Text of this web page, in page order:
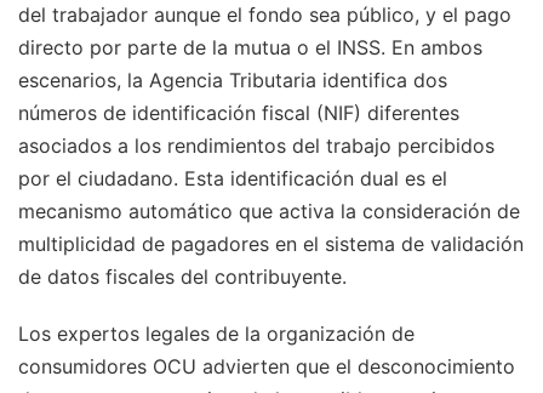
del trabajador aunque el fondo sea público, y el pago
directo por parte de la mutua o el INSS. En ambos
escenarios, la Agencia Tributaria identifica dos
números de identificación fiscal (NIF) diferentes
asociados a los rendimientos del trabajo percibidos
por el ciudadano. Esta identificación dual es el
mecanismo automático que activa la consideración de
multiplicidad de pagadores en el sistema de validación
de datos fiscales del contribuyente.
Los expertos legales de la organización de
consumidores OCU advierten que el desconocimiento